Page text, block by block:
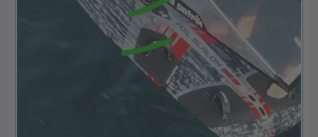
Foildude ist hier sicher einer der Schnellsten, also
macht er alles richtig
Ist der Unterschied bei den Fußschhlaufenpositionen,
dem lift des Segels, Segeltrimm (mehr loose leech für
mehr lift, höhere Gabel) oder einfach persönliche
Vorliebe? Oder die deutlich höhere Geschwindigkeit, die
mehr Druck am Mastfuß und eine fortgeschrittenere
Mastfußposition erfordert. Die Pros haben das nach
meiner Recherche eher nicht, aber das ist sowieso eine